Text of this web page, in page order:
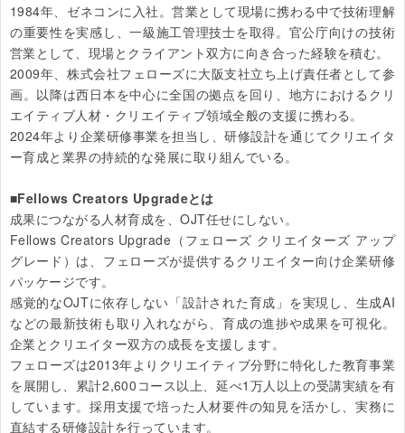
1984年、ゼネコンに入社。営業として現場に携わる中で技術理解
の重要性を実感し、一級施工管理技士を取得。官公庁向けの技術
営業として、現場とクライアント双方に向き合った経験を積む。
2009年、株式会社フェローズに大阪支社立ち上げ責任者として参
画。以降は西日本を中心に全国の拠点を回り、地方におけるクリ
エイティブ人材・クリエイティブ領域全般の支援に携わる。
2024年より企業研修事業を担当し、研修設計を通じてクリエイタ
ー育成と業界の持続的な発展に取り組んでいる。
■Fellows Creators Upgradeとは
成果につながる人材育成を、OJT任せにしない。
Fellows Creators Upgrade（フェローズ クリエイターズ アップ
グレード）は、フェローズが提供するクリエイター向け企業研修
パッケージです。
感覚的なOJTに依存しない「設計された育成」を実現し、生成AI
などの最新技術も取り入れながら、育成の進捗や成果を可視化。
企業とクリエイター双方の成長を支援します。
フェローズは2013年よりクリエイティブ分野に特化した教育事業
を展開し、累計2,600コース以上、延べ1万人以上の受講実績を有
しています。採用支援で培った人材要件の知見を活かし、実務に
直結する研修設計を行っています。